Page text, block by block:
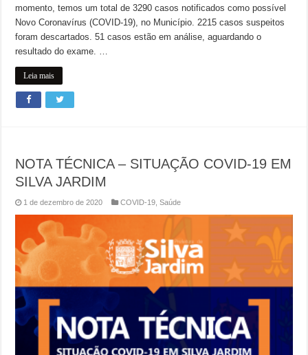
momento, temos um total de 3290 casos notificados como possível
Novo Coronavírus (COVID-19), no Município. 2215 casos suspeitos
foram descartados. 51 casos estão em análise, aguardando o
resultado do exame. …
Leia mais
NOTA TÉCNICA – SITUAÇÃO COVID-19 EM
SILVA JARDIM
1 de dezembro de 2020 COVID-19 ,Saúde